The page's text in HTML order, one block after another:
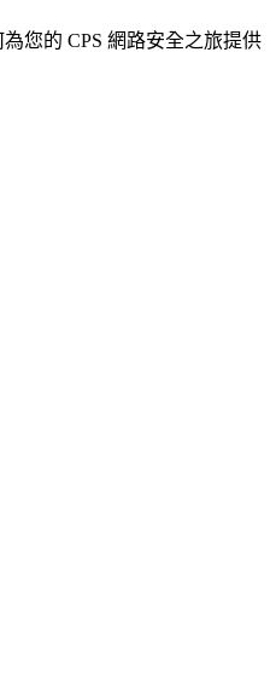
您的 CPS 網路安全之旅提供